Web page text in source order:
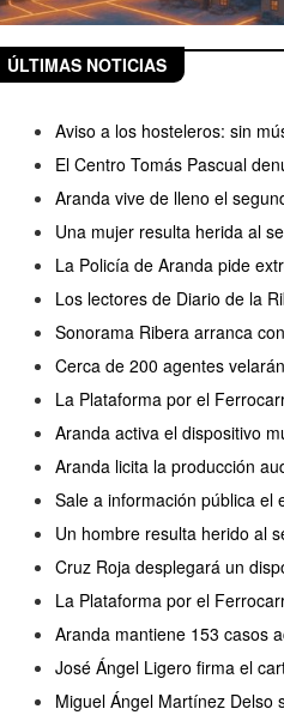
ÚLTIMAS NOTICIAS
Aviso a los hosteleros: sin
El Centro Tomás Pascual
Aranda vive de lleno el
Una mujer resulta herida al
La Policía de Aranda pide
Los lectores de Diario de la
Sonorama Ribera arranca
Cerca de 200 agentes
La Plataforma por el
Aranda activa el dispositivo
Aranda licita la producción
Sale a información pública el
Un hombre resulta herido al
Cruz Roja desplegará un
La Plataforma por el
Aranda mantiene 153 casos
José Ángel Ligero firma el
Miguel Ángel Martínez Delso